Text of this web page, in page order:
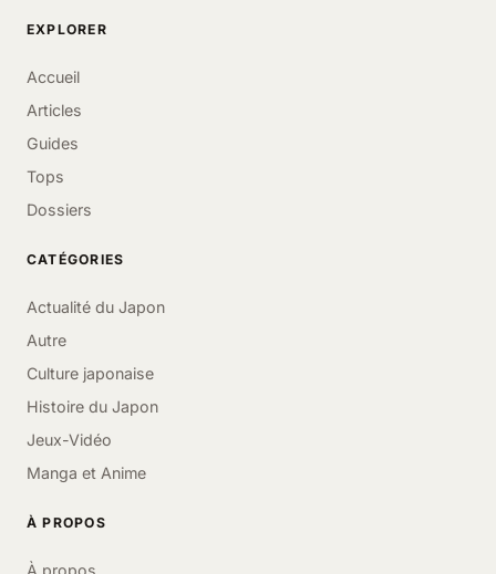
EXPLORER
Accueil
Articles
Guides
Tops
Dossiers
CATÉGORIES
Actualité du Japon
Autre
Culture japonaise
Histoire du Japon
Jeux-Vidéo
Manga et Anime
À PROPOS
À propos